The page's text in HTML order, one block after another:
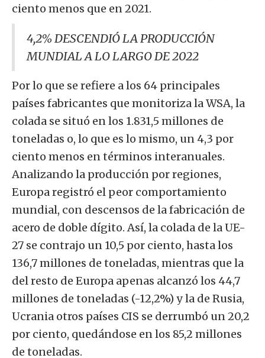
ciento menos que en 2021.
4,2% DESCENDIÓ LA PRODUCCIÓN
MUNDIAL A LO LARGO DE 2022
Por lo que se refiere a los 64 principales
países fabricantes que monitoriza la WSA, la
colada se situó en los 1.831,5 millones de
toneladas o, lo que es lo mismo, un 4,3 por
ciento menos en términos interanuales.
Analizando la producción por regiones,
Europa registró el peor comportamiento
mundial, con descensos de la fabricación de
acero de doble dígito. Así, la colada de la UE-
27 se contrajo un 10,5 por ciento, hasta los
136,7 millones de toneladas, mientras que la
del resto de Europa apenas alcanzó los 44,7
millones de toneladas (-12,2%) y la de Rusia,
Ucrania otros países CIS se derrumbó un 20,2
por ciento, quedándose en los 85,2 millones
de toneladas.